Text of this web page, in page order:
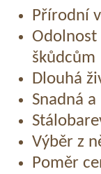
Přírodní
škůdcům
Dlouhá
Snadná
Výběr z
Poměr